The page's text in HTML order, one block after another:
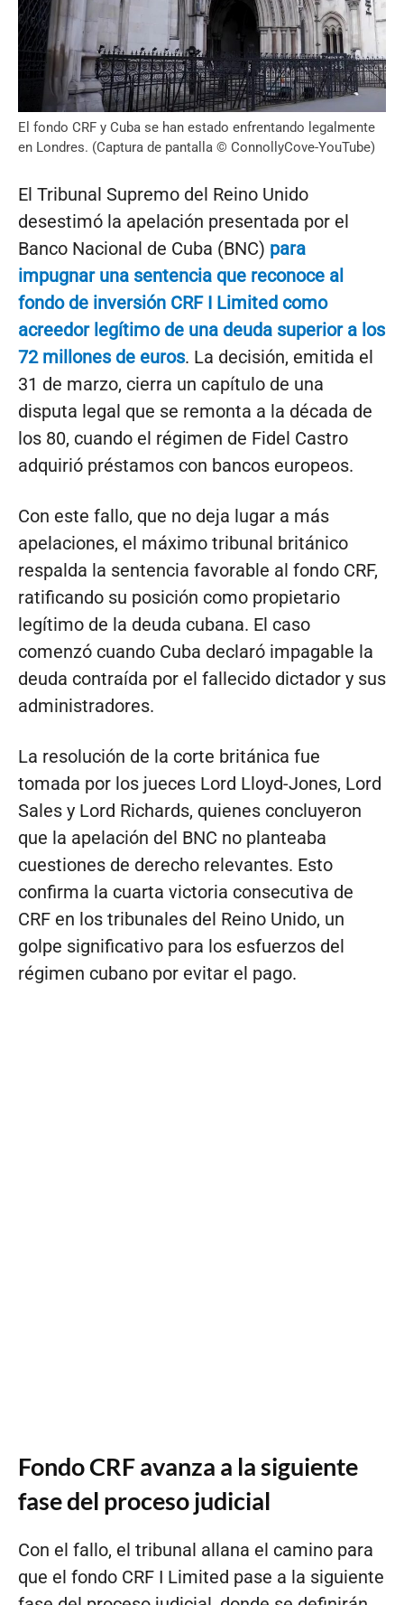
El fondo CRF y Cuba se han estado enfrentando legalmente
en Londres. (Captura de pantalla © ConnollyCove-YouTube)
El Tribunal Supremo del Reino Unido
desestimó la apelación presentada por el
Banco Nacional de Cuba (BNC) para
impugnar una sentencia que reconoce al
fondo de inversión CRF I Limited como
acreedor legítimo de una deuda superior a los
72 millones de euros. La decisión, emitida el
31 de marzo, cierra un capítulo de una
disputa legal que se remonta a la década de
los 80, cuando el régimen de Fidel Castro
adquirió préstamos con bancos europeos.
Con este fallo, que no deja lugar a más
apelaciones, el máximo tribunal británico
respalda la sentencia favorable al fondo CRF,
ratificando su posición como propietario
legítimo de la deuda cubana. El caso
comenzó cuando Cuba declaró impagable la
deuda contraída por el fallecido dictador y sus
administradores.
La resolución de la corte británica fue
tomada por los jueces Lord Lloyd-Jones, Lord
Sales y Lord Richards, quienes concluyeron
que la apelación del BNC no planteaba
cuestiones de derecho relevantes. Esto
confirma la cuarta victoria consecutiva de
CRF en los tribunales del Reino Unido, un
golpe significativo para los esfuerzos del
régimen cubano por evitar el pago.
Fondo CRF avanza a la siguiente
fase del proceso judicial
Con el fallo, el tribunal allana el camino para
que el fondo CRF I Limited pase a la siguiente